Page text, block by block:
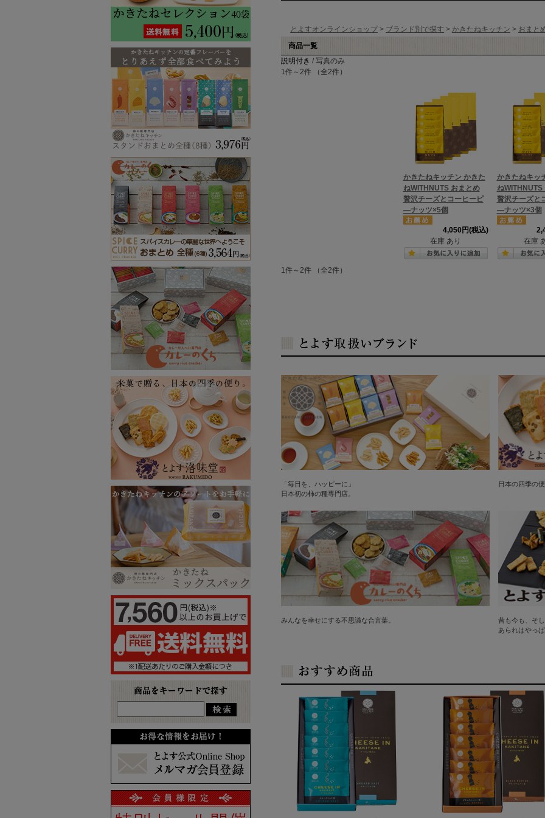
とよすオンラインショップ > ブランド別で探す > かきたねキッチン > おまと
商品一覧
説明付き / 写真のみ
1件～2件 （全2件）
かきたねキッチン かきた
ねWITHNUTS おまとめ
贅沢チーズとコーヒーピ
―ナッツ×5個
4,050円(税込)
在庫 あり
かきたねキッ
ねWITHNUTS
贅沢チーズと
―ナッツ×3個
在庫
1件～2件 （全2件）
「毎日を、ハッピーに」
日本初の柿の種専門店。
日本の四季の
みんなを幸せにする不思議な合言葉。
昔も今も、そ
あられはやっ